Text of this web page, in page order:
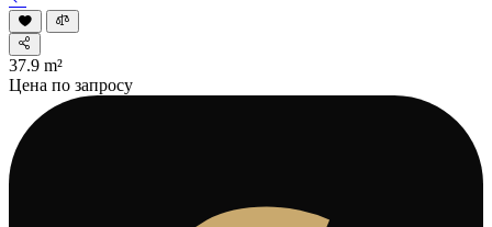
37.9 m²
Цена по запросу